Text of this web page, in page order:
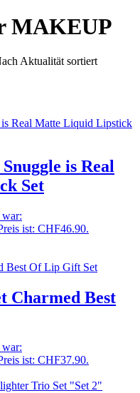
MAKEUP
Aktualität sortiert
is Real
Set
ist: CHF46.90.
Charmed Best
ist: CHF37.90.